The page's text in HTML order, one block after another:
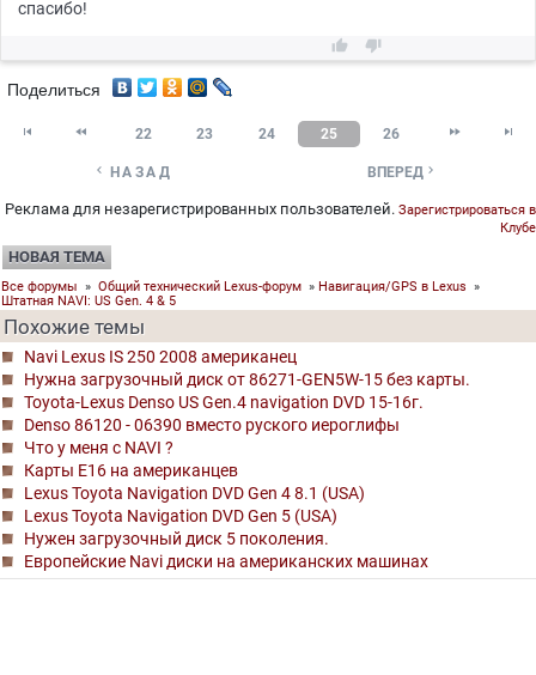
спасибо!
 
Поделиться
  22 23 24 25 26  
 НАЗАД ВПЕРЕД 
Реклама для незарегистрированных пользователей. Зарегистрироваться в
Клубе
НОВАЯ ТЕМА
Все форумы » Общий технический Lexus-форум » Навигация/GPS в Lexus »
Штатная NAVI: US Gen. 4 & 5
Похожие темы
Navi Lexus IS 250 2008 американец
Нужна загрузочный диск от 86271-GEN5W-15 без карты.
Toyota-Lexus Denso US Gen.4 navigation DVD 15-16г.
Denso 86120 - 06390 вместо руского иероглифы
Что у меня с NAVI ?
Карты Е16 на американцев
Lexus Toyota Navigation DVD Gen 4 8.1 (USA)
Lexus Toyota Navigation DVD Gen 5 (USA)
Нужен загрузочный диск 5 поколения.
Европейские Navi диски на американских машинах